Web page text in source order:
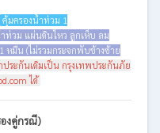
คุ้มครองน้ำท่วม 1
ท่วม แผ่นดินไหว ลูกเห็บ ลม
หมื่น (ไม่รวมกระจกพับข้างซ้าย
ประกันเดิมเป็น กรุงเทพประกันภัย
ได้
งคู่กรณี)